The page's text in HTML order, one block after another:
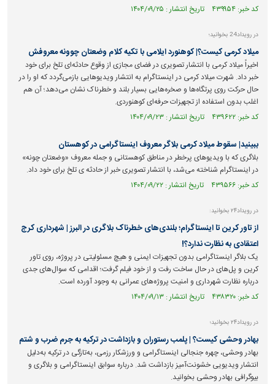
کد خبر: ۴۳۹۹۵۴ تاریخ انتشار : ۱۴۰۴/۰۹/۲۵
در رویداد24 بخوانید؛
میلاد کرمی کیست؟| کوهنورد ایلامی با تکیه کلام وضعتان چوونه معروفش
اخیراً میلاد کرمی با انتشار تصویری در فضای مجازی از وقوع حادثه‌ای تلخ برای خود
خبر داد. شهرت میلاد کرمی در اینستاگرام به انتشار ویدیو‌هایی بازمی‌گردد که او را در
حال حرکت روی پرتگاه‌ها و صخره‌هایی بسیار بلند و خطرناک نشان می‌دهد؛ آن هم
اغلب بدون استفاده از تجهیزات حرفه‌ای کوهنوردی.
کد خبر: ۴۳۹۶۲۲ تاریخ انتشار : ۱۴۰۴/۰۹/۲۳
ببینید| سقوط میلاد کرمی بلاگر معروف اینستاگرامی در کوهستان
بلاگری که با ویدیوهای پرخطر در مناطق کوهستانی و جمله معروف «وضعتان چونه»
در اینستاگرام شناخته می‌شد، با انتشار تصویری خبر از حادثه ی تلخ برای خود داد.
کد خبر: ۴۳۹۵۶۶ تاریخ انتشار : ۱۴۰۴/۰۹/۲۲
در رویداد۲۴ بخوانید:
از تاور کرین تا اینستاگرام؛ بلندی‌های خطرناک بلاگری در البرز | شهرداری کرج
اعتقادی به نظارت ندارد؟!
یک بلاگر اینستاگرامی بدون تجهیزات ایمنی و هیچ مسئولیتی در پروژه، روی تاور
کرین و پل‌های در حال ساخت رفت و از خود فیلم گرفت؛ اقدامی که سوال‌های جدی
درباره نظارت شهرداری و امنیت پروژه‌های عمرانی به وجود آورده است.
کد خبر: ۴۳۸۳۲۰ تاریخ انتشار : ۱۴۰۴/۰۹/۱۳
در رویداد۲۴ بخوانید؛
بهادر وحشی کیست؟ | پلمب رستوران و بازداشت در ترکیه به جرم ضرب و شتم
بهادر وحشی، چهره جنجالی اینستاگرامی و ورزشکار رزمی، به‌تازگی در ترکیه به‌دلیل
انتشار ویدیویی خشونت‌آمیز بازداشت شد. درباره سوابق اینستاگرامی و بلاگری و
بیوگرافی بهادر وحشی بخوانید.